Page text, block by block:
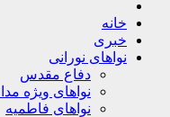
خانه
خبری
نواهای نورانی
دفاع مقدس
نواهای ویژه
نواهای فاطمیه